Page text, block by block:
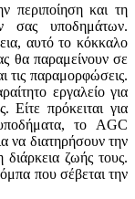
περιποίηση και τη
σας υποδημάτων.
αυτό το κόκκαλο
θα παραμείνουν σε
τις παραμορφώσεις.
εργαλείο για
Είτε πρόκειται για
το AGC
να διατηρήσουν την
διάρκεια ζωής τους.
που σέβεται την